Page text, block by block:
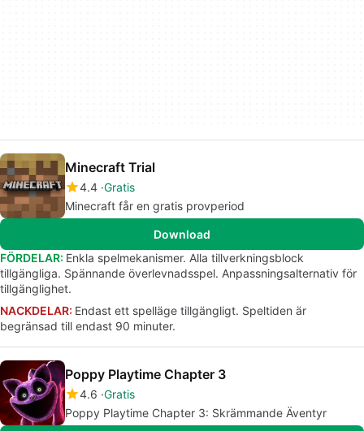
Minecraft Trial
4.4 Gratis
Minecraft får en gratis provperiod
Download
FÖRDELAR: Enkla spelmekanismer. Alla tillverkningsblock
tillgängliga. Spännande överlevnadsspel. Anpassningsalternativ för
tillgänglighet.
NACKDELAR: Endast ett spelläge tillgängligt. Speltiden är
begränsad till endast 90 minuter.
Poppy Playtime Chapter 3
4.6 Gratis
Poppy Playtime Chapter 3: Skrämmande Äventyr